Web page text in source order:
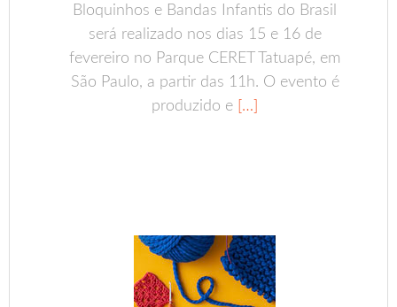
Bloquinhos e Bandas Infantis do Brasil
será realizado nos dias 15 e 16 de
fevereiro no Parque CERET Tatuapé, em
São Paulo, a partir das 11h. O evento é
produzido e […]